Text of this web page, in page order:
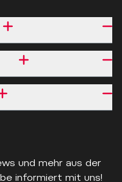
und mehr aus der
informiert mit uns!